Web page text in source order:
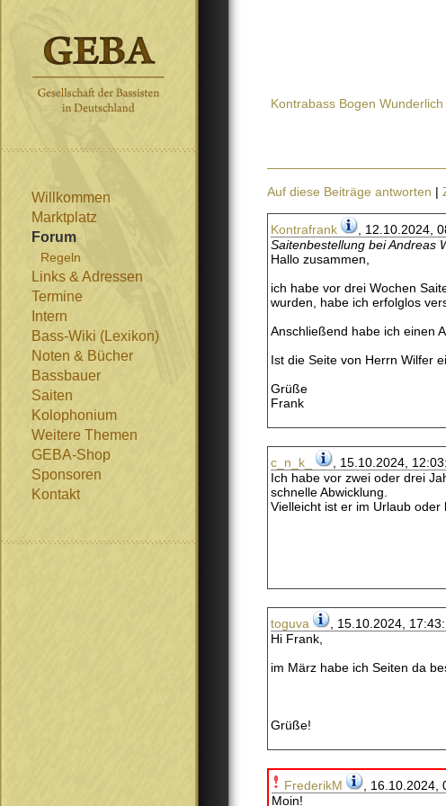
Willkommen
Marktplatz
Forum
Regeln
Links & Adressen
Termine
Intern
Bass-Wiki (Lexikon)
Noten & Bücher
Bassbauer
Saiten
Kolophonium
Weitere Themen
GEBA-Shop
Sponsoren
Kontakt
Kontrabass Bogen Wunderlich
Auf diese Beiträge antworten |
Kontrafrank
, 12.10.2024,
Saitenbestellung bei Andreas
Hallo zusammen,
ich habe vor drei Wochen
wurden, habe ich erfolglos
Anschließend habe ich einen
Ist die Seite von Herrn Wilfer
Grüße
Frank
c_n_k_
, 15.10.2024,
Ich habe vor zwei oder drei
schnelle Abwicklung.
Vielleicht ist er im Urlaub oder
toguva
, 15.10.2024,
Hi Frank,
im März habe ich Seiten da
Grüße!
FrederikM
, 16.10.2024,
Moin!